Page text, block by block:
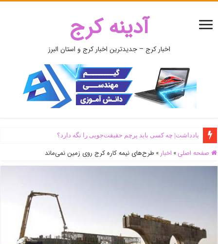
آدینه کرج
اخبار کرج – جدیدترین اخبار کرج و استان البرز
یادداشت| ‌چه کسی باید پرچم حقیقت‌جویی را نگه دارد؟
صفحه اصلی » اخبار » طرح‌های نیمه کاره کرج روی زمین نمی‌ماند